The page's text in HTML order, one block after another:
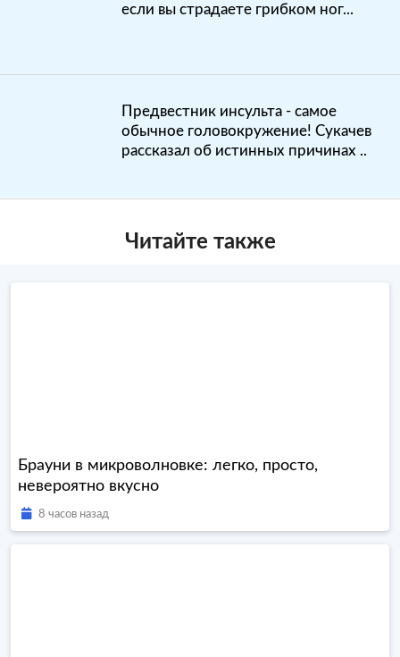
если вы страдаете грибком ног...
Предвестник инсульта - самое
обычное головокружение! Сукачев
рассказал об истинных причинах ..
Читайте также
Брауни в микроволновке: легко, просто,
невероятно вкусно
8 часов назад